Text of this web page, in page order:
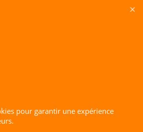
pour garantir une expérience